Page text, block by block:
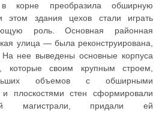
в корне преобразила обширную
этом здания цехов стали играть
роль. Основная районная
улица — была реконструирована,
нее выведены основные корпуса
которые своим крупным строем,
объемов с обширными
плоскостями стен сформировали
магистрали, придали ей